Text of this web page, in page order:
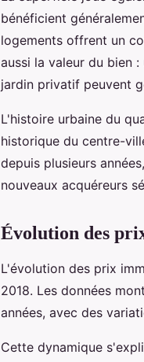
bénéficient
logements offrent un
aussi la valeur du bien
jardin privatif peuvent
L'histoire urbaine du
historique du centre-
depuis plusieurs
nouveaux acquéreurs
Évolution des
L'évolution des prix
2018. Les données
années, avec des
Cette dynamique